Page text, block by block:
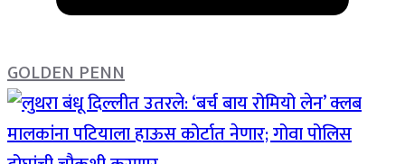
GOLDEN PENN